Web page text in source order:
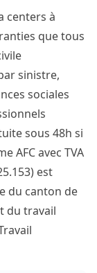
centers à
que tous
sinistre,
sociales
sous 48h si
AFC avec TVA
est
du canton de
du travail